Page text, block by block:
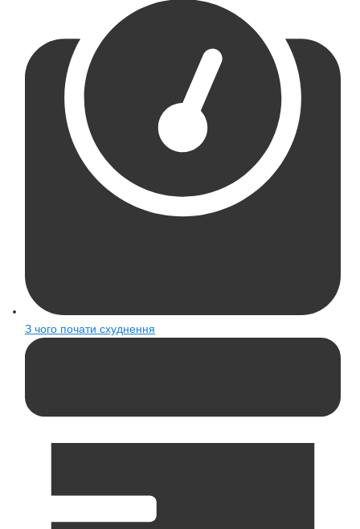
З чого почати схуднення